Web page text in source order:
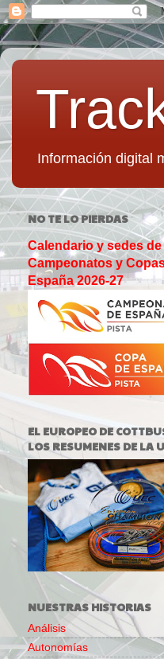
Información digital
NO TE LO PIERDAS
Calendario y sedes
Campeonatos y
España 2026-27
EL EUROPEO DE
LOS RESUMENES DE LA
NUESTRAS HISTORIAS
Análisis
Autonomías